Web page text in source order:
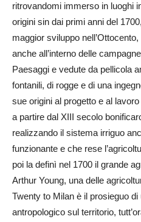
ritrovandomi immerso in luoghi
origini sin dai primi anni del
maggior sviluppo
anche all’interno delle
Paesaggi e vedute da pellicola
fontanili, di rogge e di una
sue origini al progetto e al
a partire dal XIII secolo
realizzando il sistema irriguo
funzionante e che rese
poi la definì nel 1700 il grande
Arthur Young, una delle
Twenty to Milan è il prosieguo
antropologico sul territorio,